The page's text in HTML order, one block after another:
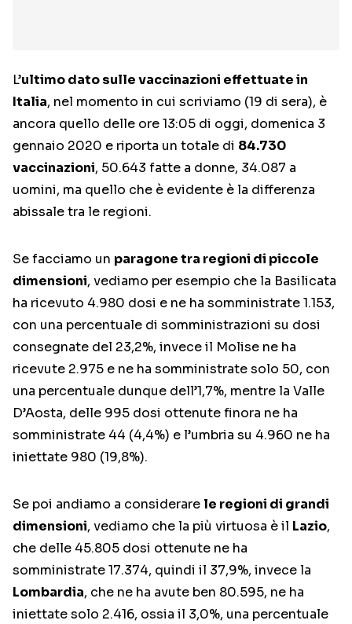
L’ultimo dato sulle vaccinazioni effettuate in
Italia, nel momento in cui scriviamo (19 di sera), è
ancora quello delle ore 13:05 di oggi, domenica 3
gennaio 2020 e riporta un totale di 84.730
vaccinazioni, 50.643 fatte a donne, 34.087 a
uomini, ma quello che è evidente è la differenza
abissale tra le regioni.
Se facciamo un paragone tra regioni di piccole
dimensioni, vediamo per esempio che la Basilicata
ha ricevuto 4.980 dosi e ne ha somministrate 1.153,
con una percentuale di somministrazioni su dosi
consegnate del 23,2%, invece il Molise ne ha
ricevute 2.975 e ne ha somministrate solo 50, con
una percentuale dunque dell’1,7%, mentre la Valle
D’Aosta, delle 995 dosi ottenute finora ne ha
somministrate 44 (4,4%) e l’umbria su 4.960 ne ha
iniettate 980 (19,8%).
Se poi andiamo a considerare le regioni di grandi
dimensioni, vediamo che la più virtuosa è il Lazio,
che delle 45.805 dosi ottenute ne ha
somministrate 17.374, quindi il 37,9%, invece la
Lombardia, che ne ha avute ben 80.595, ne ha
iniettate solo 2.416, ossia il 3,0%, una percentuale